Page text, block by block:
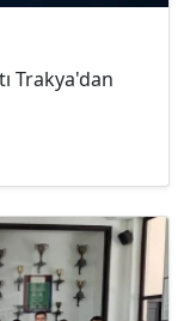
Trakya'dan